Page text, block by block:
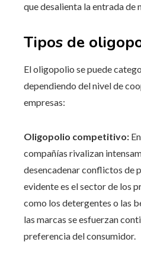
que desalienta la entrada de
Tipos de
El oligopolio se puede
dependiendo del nivel de
empresas:
Oligopolio competitivo:
compañías rivalizan
desencadenar conflictos de
evidente es el sector de los
como los detergentes o las
las marcas se esfuerzan
preferencia del consumidor.